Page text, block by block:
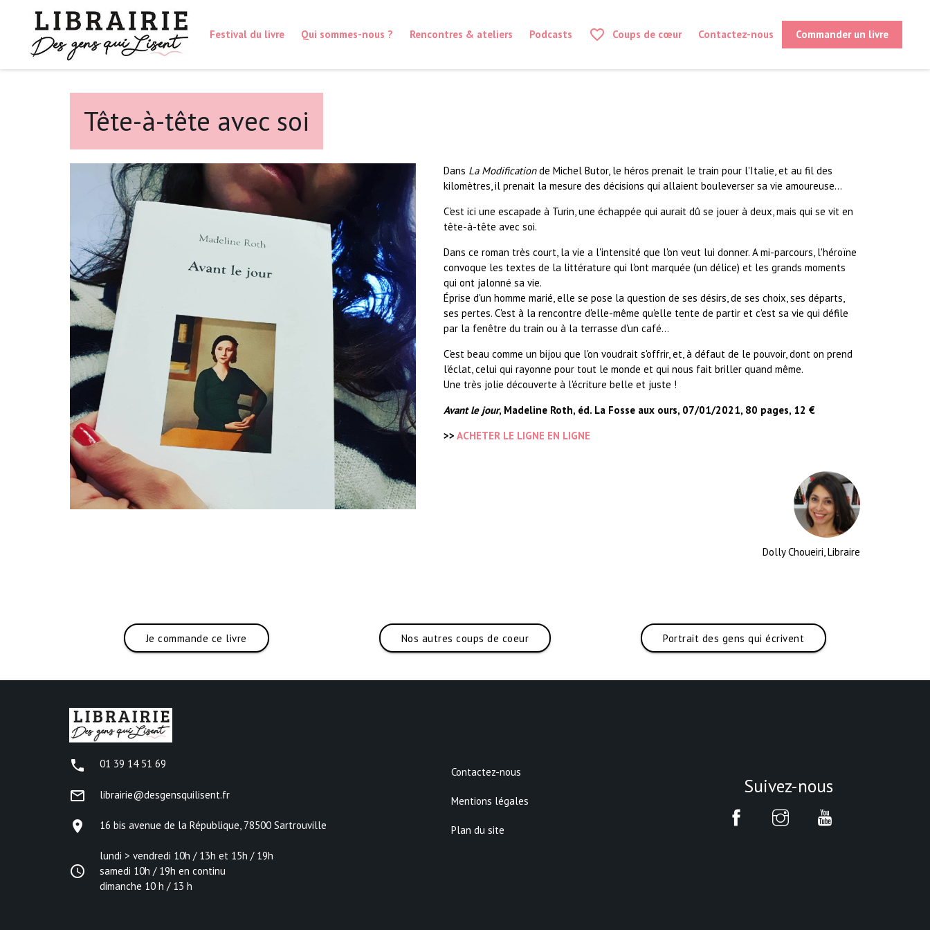
Festival du livre Qui sommes-nous ? Rencontres & ateliers Podcasts favorite_border Coups de cœur Contactez-nous Commander un livre
Tête-à-tête avec soi
Dans La Modificationde Michel Butor, le héros prenait le train pour l'Italie, et au fil des
kilomètres, il prenait la mesure des décisions qui allaient bouleverser sa vie amoureuse...
C'est ici une escapade à Turin, une échappée qui aurait dû se jouer à deux, mais qui se vit en
tête-à-tête avec soi.
Dans ce roman très court, la vie a l'intensité que l'on veut lui donner. A mi-parcours, l'héroïne
convoque les textes de la littérature qui l'ont marquée (un délice) et les grands moments
qui ont jalonné sa vie.
Éprise d'un homme marié, elle se pose la question de ses désirs, de ses choix, ses départs,
ses pertes. C'est à la rencontre d'elle-même qu'elle tente de partir et c'est sa vie qui défile
par la fenêtre du train ou à la terrasse d'un café...
C'est beau comme un bijou que l'on voudrait s'offrir, et, à défaut de le pouvoir, dont on prend
l'éclat, celui qui rayonne pour tout le monde et qui nous fait briller quand même.
Une très jolie découverte à l'écriture belle et juste !
Avant le jour, Madeline Roth, éd. La Fosse aux ours, 07/01/2021, 80 pages, 12 €
>> ACHETER LE LIGNE EN LIGNE
Dolly Choueiri, Libraire
Je commande ce livre Nos autres coups de coeur Portrait des gens qui écrivent
phone 01 39 14 51 69
mail_outline librairie@desgensquilisent.fr
place 16 bis avenue de la République, 78500 Sartrouville
access_time
lundi > vendredi 10h / 13h et 15h / 19h
samedi 10h / 19h en continu
dimanche 10 h / 13 h
Contactez-nous
Mentions légales
Plan du site
Suivez-nous